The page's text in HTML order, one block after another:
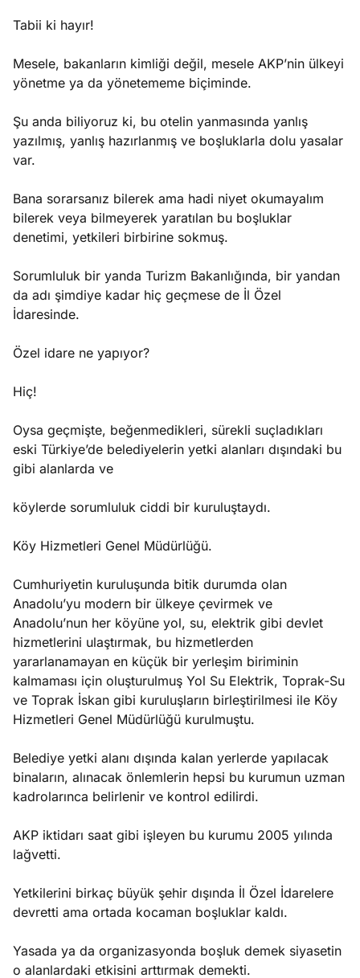
Tabii ki hayır!
Mesele, bakanların kimliği değil, mesele AKP’nin ülkeyi
yönetme ya da yönetememe biçiminde.
Şu anda biliyoruz ki, bu otelin yanmasında yanlış
yazılmış, yanlış hazırlanmış ve boşluklarla dolu yasalar
var.
Bana sorarsanız bilerek ama hadi niyet okumayalım
bilerek veya bilmeyerek yaratılan bu boşluklar
denetimi, yetkileri birbirine sokmuş.
Sorumluluk bir yanda Turizm Bakanlığında, bir yandan
da adı şimdiye kadar hiç geçmese de İl Özel
İdaresinde.
Özel idare ne yapıyor?
Hiç!
Oysa geçmişte, beğenmedikleri, sürekli suçladıkları
eski Türkiye’de belediyelerin yetki alanları dışındaki bu
gibi alanlarda ve
köylerde sorumluluk ciddi bir kuruluştaydı.
Köy Hizmetleri Genel Müdürlüğü.
Cumhuriyetin kuruluşunda bitik durumda olan
Anadolu’yu modern bir ülkeye çevirmek ve
Anadolu’nun her köyüne yol, su, elektrik gibi devlet
hizmetlerini ulaştırmak, bu hizmetlerden
yararlanamayan en küçük bir yerleşim biriminin
kalmaması için oluşturulmuş Yol Su Elektrik, Toprak-Su
ve Toprak İskan gibi kuruluşların birleştirilmesi ile Köy
Hizmetleri Genel Müdürlüğü kurulmuştu.
Belediye yetki alanı dışında kalan yerlerde yapılacak
binaların, alınacak önlemlerin hepsi bu kurumun uzman
kadrolarınca belirlenir ve kontrol edilirdi.
AKP iktidarı saat gibi işleyen bu kurumu 2005 yılında
lağvetti.
Yetkilerini birkaç büyük şehir dışında İl Özel İdarelere
devretti ama ortada kocaman boşluklar kaldı.
Yasada ya da organizasyonda boşluk demek siyasetin
o alanlardaki etkisini arttırmak demekti.